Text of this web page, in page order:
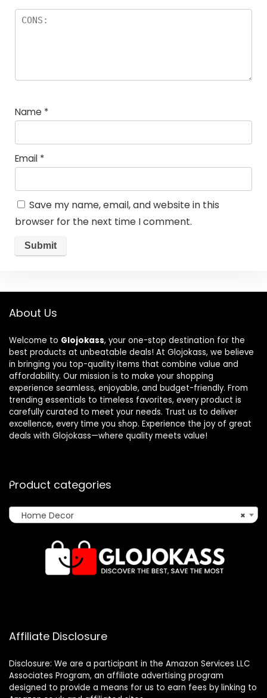
Name *
Email *
Save my name, email, and website in this
browser for the next time I comment.
About Us
Welcome to Glojokass, your one-stop destination for the
best products at unbeatable deals! At Glojokass, we believe
in bringing you top-quality items that combine value and
affordability. Our mission is to make your shopping
experience seamless, enjoyable, and budget-friendly. From
trending essentials to timeless favorites, every product is
carefully curated to meet your needs. Trust us to deliver
excellence, every time you shop. Experience the joy of great
deals with Glojokass—where quality meets value!
Product categories
×
Home Decor
Affiliate Disclosure
Disclosure: We are a participant in the Amazon Services LLC
Associates Program, an affiliate advertising program
designed to provide a means for us to earn fees by linking to